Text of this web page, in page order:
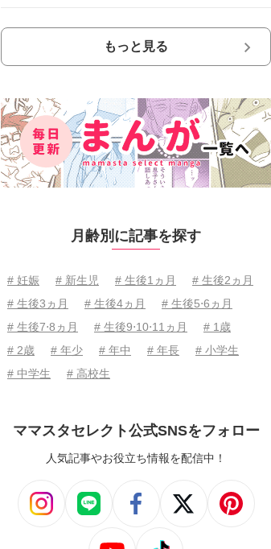
もっと見る
月齢別に記事を探す
# 妊娠 # 新生児 # 生後1ヵ月
# 生後2ヵ月
# 生後3ヵ月
# 生後4ヵ月
# 生後5⋅6ヵ月
# 生後7⋅8ヵ月
# 生後9⋅10⋅11ヵ月
# 1歳
# 2歳
# 年少 # 年中 # 年長
# 小学生
# 中学生
# 高校生
ママスタセレクト公式SNSをフォロー
人気記事やお役立ち情報を配信中！